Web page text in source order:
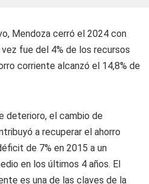
Mendoza cerró el 2024 con
fue del 4% de los recursos
corriente alcanzó el 14,8% de
deterioro, el cambio de
a recuperar el ahorro
de 7% en 2015 a un
en los últimos 4 años. El
es una de las claves de la